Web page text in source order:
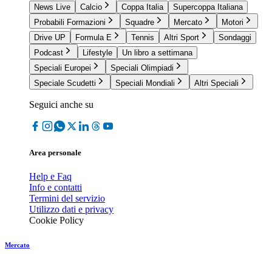
News Live
Calcio Coppa Italia
Supercoppa Italiana
Probabili Formazioni
Squadre Mercato
Motori
Drive UP
Formula E Tennis Altri Sport
Sondaggi
Podcast
Lifestyle
Un libro a settimana
Speciali Europei
Speciali Olimpiadi
Speciale Scudetti
Speciali Mondiali Altri Speciali
Seguici anche su
Area personale
Help e Faq
Info e contatti
Termini del servizio
Utilizzo dati e privacy
Cookie Policy
Mercato